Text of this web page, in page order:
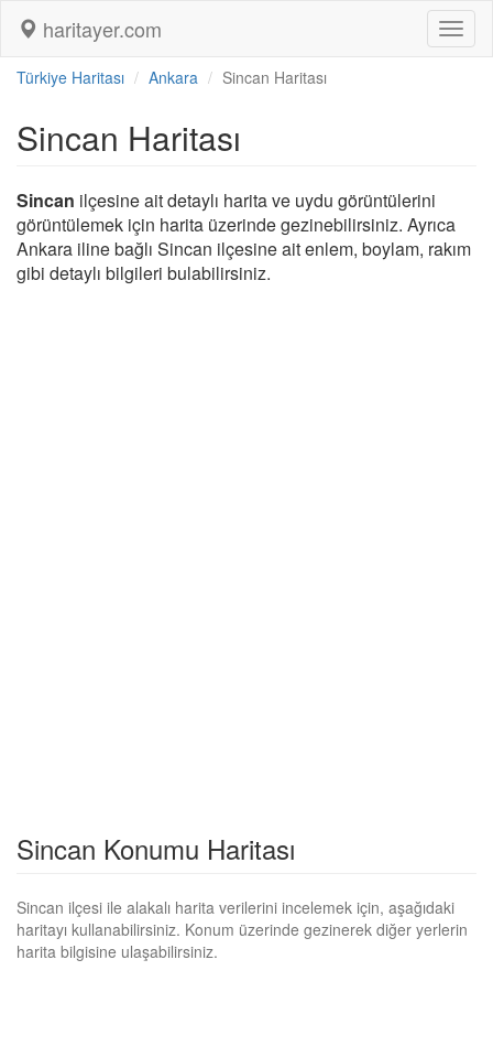
haritayer.com
Türkiye Haritası Ankara Sincan Haritası
Sincan Haritası
Sincan ilçesine ait detaylı harita ve uydu görüntülerini
görüntülemek için harita üzerinde gezinebilirsiniz. Ayrıca
Ankara iline bağlı Sincan ilçesine ait enlem, boylam, rakım
gibi detaylı bilgileri bulabilirsiniz.
Sincan Konumu Haritası
Sincan ilçesi ile alakalı harita verilerini incelemek için, aşağıdaki
haritayı kullanabilirsiniz. Konum üzerinde gezinerek diğer yerlerin
harita bilgisine ulaşabilirsiniz.